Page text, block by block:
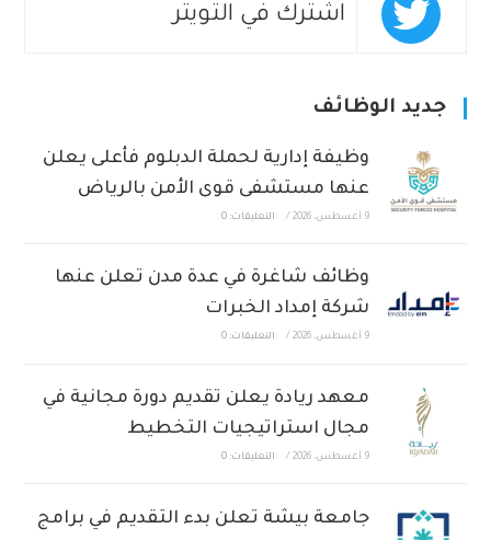
اشترك في التويتر
جديد الوظائف
وظيفة إدارية لحملة الدبلوم فأعلى يعلن
عنها مستشفى قوى الأمن بالرياض
9 أغسطس، 2026 / التعليقات: 0
وظائف شاغرة في عدة مدن تعلن عنها
شركة إمداد الخبرات
9 أغسطس، 2026 / التعليقات: 0
معهد ريادة يعلن تقديم دورة مجانية في
مجال استراتيجيات التخطيط
9 أغسطس، 2026 / التعليقات: 0
جامعة بيشة تعلن بدء التقديم في برامج